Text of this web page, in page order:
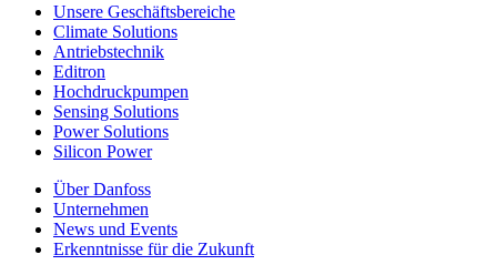
Unsere Geschäftsbereiche
Climate Solutions
Antriebstechnik
Editron
Hochdruckpumpen
Sensing Solutions
Power Solutions
Silicon Power
Über Danfoss
Unternehmen
News und Events
Erkenntnisse für die Zukunft